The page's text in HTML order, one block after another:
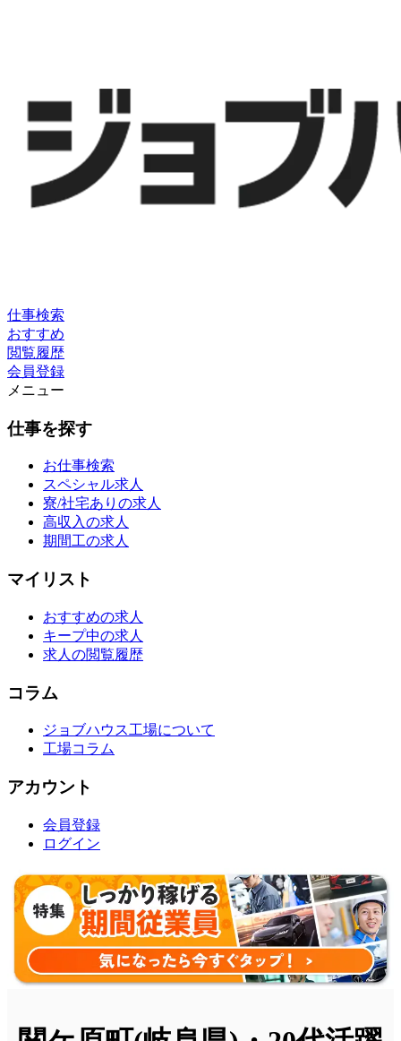
仕事検索
おすすめ
閲覧履歴
会員登録
メニュー
仕事を探す
お仕事検索
スペシャル求人
寮/社宅ありの求人
高収入の求人
期間工の求人
マイリスト
おすすめの求人
キープ中の求人
求人の閲覧履歴
コラム
ジョブハウス工場について
工場コラム
アカウント
会員登録
ログイン